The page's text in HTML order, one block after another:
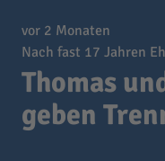
vor 2 Monaten
Nach fast 17 Jahren
Thomas
geben